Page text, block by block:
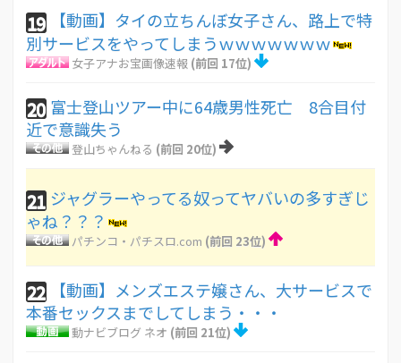
19
【動画】タイの立ちんぼ女子さん、路上で特
別サービスをやってしまうｗｗｗｗｗｗｗ
女子アナお宝画像速報 (前回 17位)
20 富士登山ツアー中に64歳男性死亡 8合目付
近で意識失う
登山ちゃんねる (前回 20位)
21 ジャグラーやってる奴ってヤバいの多すぎじ
ゃね？？？
パチンコ・パチスロ.com (前回 23位)
22
【動画】メンズエステ嬢さん、大サービスで
本番セックスまでしてしまう・・・
動ナビブログ ネオ (前回 21位)